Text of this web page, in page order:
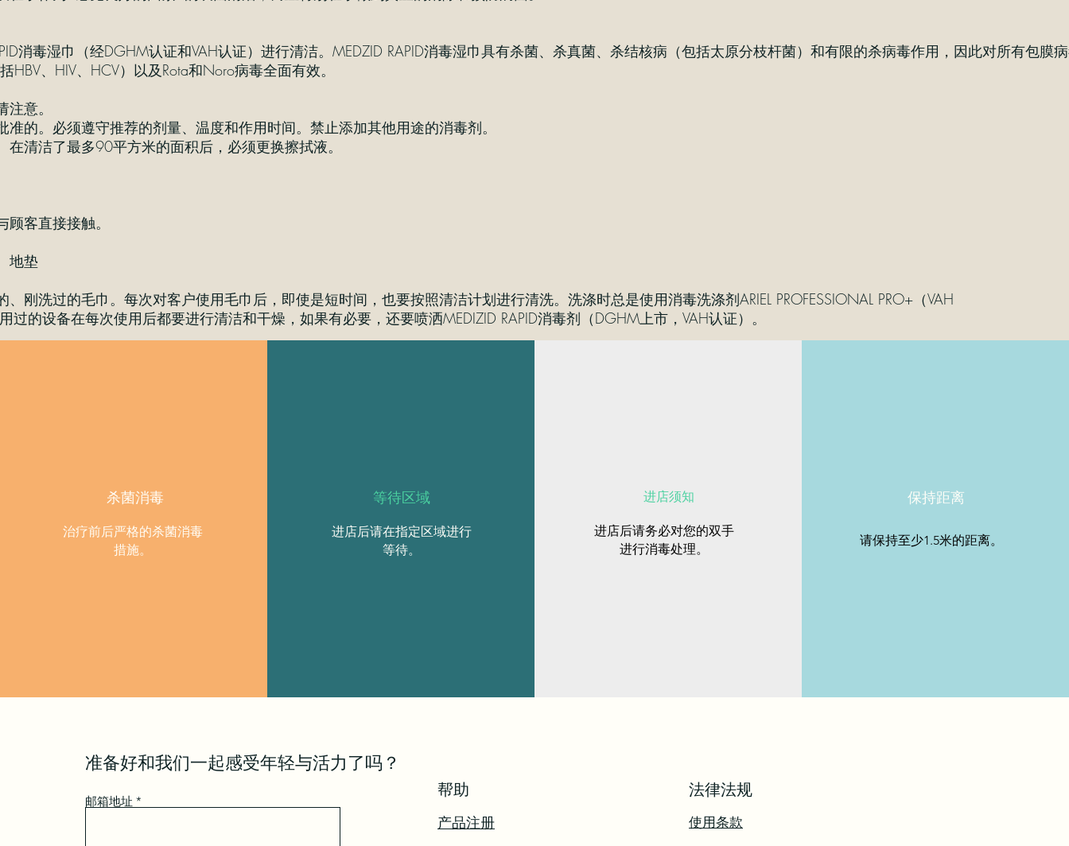
杀菌消毒
治疗前后严格的杀菌消毒
措施。
等待区域
进店后请在指定区域进行
等待。
进店须知
进店后请务必对您的双手
进行消毒处理。
保持距离
请保持至少1.5米的距离。
消毒湿巾（经DGHM认证和VAH认证）进行清洁。MEDZID RAPID消毒湿巾具有杀菌、杀真菌、杀结核病（包括太原分枝杆菌）和有限的杀病毒作用，因此对所有包膜
HBV、HIV、HCV）以及Rota和Noro病毒全面有效。
意。
准的。必须遵守推荐的剂量、温度和作用时间。禁止添加其他用途的消毒剂。
在清洁了最多90平方米的面积后，必须更换擦拭液。
客直接接触。
地垫
刚洗过的毛巾。每次对客户使用毛巾后，即使是短时间，也要按照清洁计划进行清洗。洗涤时总是使用消毒洗涤剂ARIEL PROFESSIONAL PRO+（VAH
过的设备在每次使用后都要进行清洁和干燥，如果有必要，还要喷洒MEDIZID RAPID消毒剂（DGHM上市，VAH认证）。
准备好和我们一起感受年轻与活力了吗？
邮箱地址 帮助
产品注册
​法律法规
使用条款